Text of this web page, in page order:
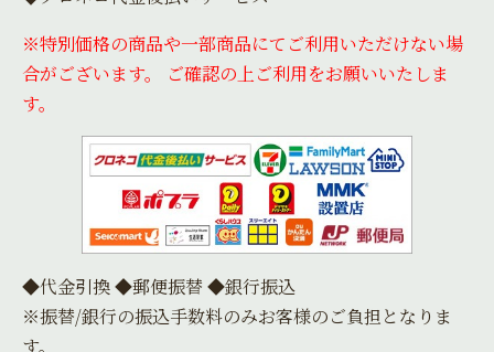
※特別価格の商品や一部商品にてご利用いただけない場
合がございます。 ご確認の上ご利用をお願いいたしま
す。
◆代金引換 ◆郵便振替 ◆銀行振込
※振替/銀行の振込手数料のみお客様のご負担となりま
す。